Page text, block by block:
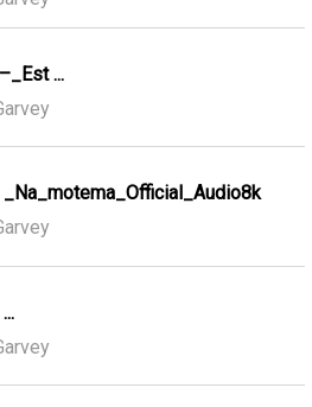
...
_Na_motema_Official_Audio8k